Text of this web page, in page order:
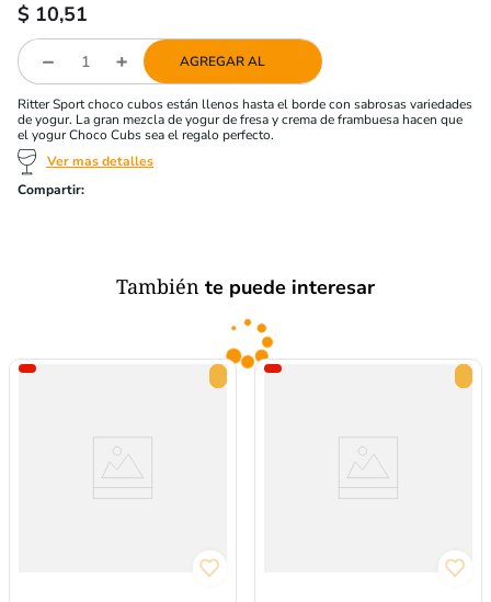
$ 10,51
AGREGAR AL
Ritter Sport choco cubos están llenos hasta el borde con sabrosas variedades
de yogur. La gran mezcla de yogur de fresa y crema de frambuesa hacen que
el yogur Choco Cubs sea el regalo perfecto.
Ver mas detalles
También te puede interesar